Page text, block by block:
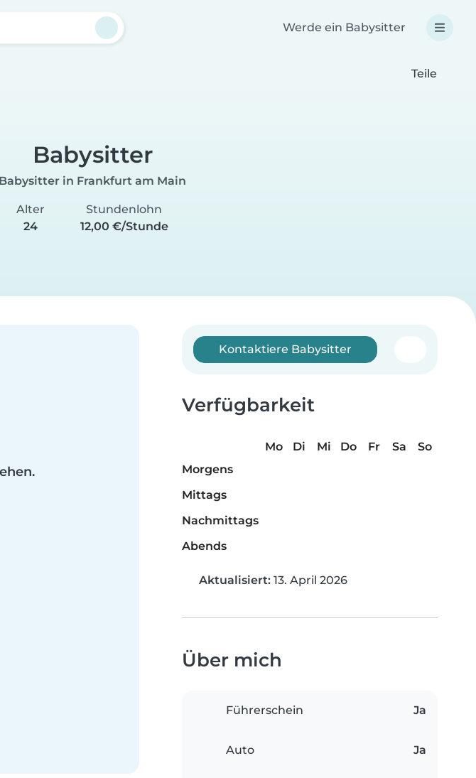
Werde ein Babysitter
Teile
Babysitter
Babysitter in Frankfurt am Main
Alter
24
Stundenlohn
12,00 €/Stunde
Kontaktiere Babysitter
Verfügbarkeit
Mo Di Mi Do Fr Sa
So
Morgens
Mittags
Nachmittags
Abends
Aktualisiert: 13. April 2026
Über mich
Führerschein Ja
Auto Ja